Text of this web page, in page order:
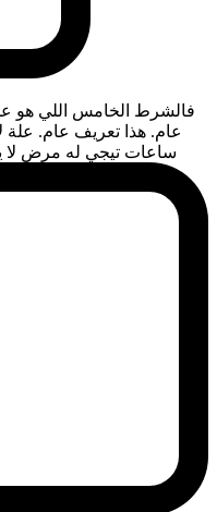
فالشرط الخامس اللي هو
عام. هذا تعريف عام. علة
ساعات تيجي له مرض لا